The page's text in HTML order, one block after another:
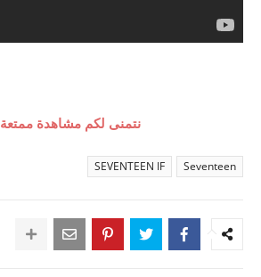
نتمنى لكم مشاهدة ممتعة
Seventeen
SEVENTEEN IF